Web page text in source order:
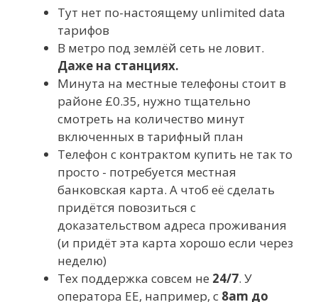
Тут нет по-настоящему unlimited data
тарифов
В метро под землёй сеть не ловит.
Даже на станциях.
Минута на местные телефоны стоит в
районе £0.35, нужно тщательно
смотреть на количество минут
включенных в тарифный план
Телефон с контрактом купить не так то
просто - потребуется местная
банковская карта. А чтоб её сделать
придётся повозиться с
доказательством адреса проживания
(и придёт эта карта хорошо если через
неделю)
Тех поддержка совсем не 24/7. У
оператора EE, например, с 8am до